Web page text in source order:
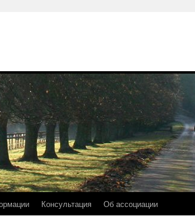
Консультация Об ассоциации